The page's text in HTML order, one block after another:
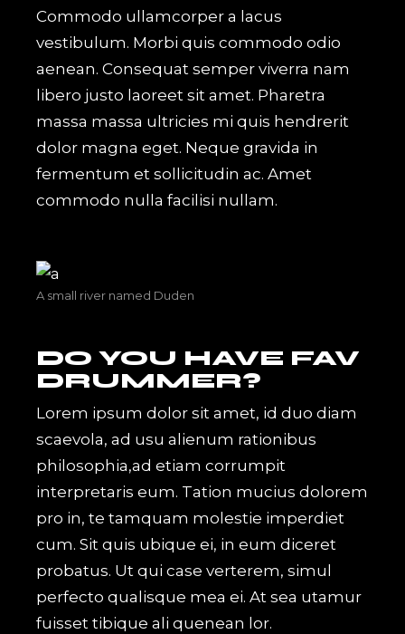
Commodo ullamcorper a lacus
vestibulum. Morbi quis commodo odio
aenean. Consequat semper viverra nam
libero justo laoreet sit amet. Pharetra
massa massa ultricies mi quis hendrerit
dolor magna eget. Neque gravida in
fermentum et sollicitudin ac. Amet
commodo nulla facilisi nullam.
A small river named Duden
DO YOU HAVE FAV
DRUMMER?
Lorem ipsum dolor sit amet, id duo diam
scaevola, ad usu alienum rationibus
philosophia,ad etiam corrumpit
interpretaris eum. Tation mucius dolorem
pro in, te tamquam molestie imperdiet
cum. Sit quis ubique ei, in eum diceret
probatus. Ut qui case verterem, simul
perfecto qualisque mea ei. At sea utamur
fuisset tibique ali quenean lor.